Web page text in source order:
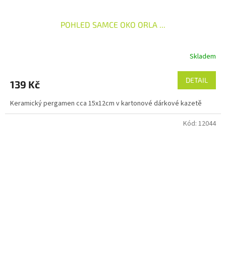
POHLED SAMCE OKO ORLA ...
Skladem
139 Kč DETAIL
Keramický pergamen cca 15x12cm v kartonové dárkové kazetě
Kód: 12044